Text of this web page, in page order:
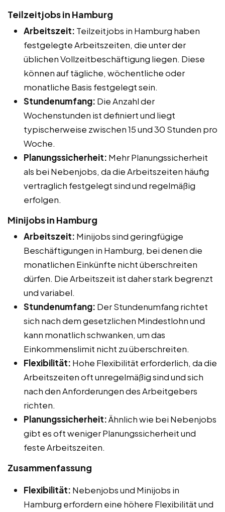
Teilzeitjobs in Hamburg
Arbeitszeit: Teilzeitjobs in Hamburg haben
festgelegte Arbeitszeiten, die unter der
üblichen Vollzeitbeschäftigung liegen. Diese
können auf tägliche, wöchentliche oder
monatliche Basis festgelegt sein.
Stundenumfang: Die Anzahl der
Wochenstunden ist definiert und liegt
typischerweise zwischen 15 und 30 Stunden pro
Woche.
Planungssicherheit: Mehr Planungssicherheit
als bei Nebenjobs, da die Arbeitszeiten häufig
vertraglich festgelegt sind und regelmäßig
erfolgen.
Minijobs in Hamburg
Arbeitszeit: Minijobs sind geringfügige
Beschäftigungen in Hamburg, bei denen die
monatlichen Einkünfte nicht überschreiten
dürfen. Die Arbeitszeit ist daher stark begrenzt
und variabel.
Stundenumfang: Der Stundenumfang richtet
sich nach dem gesetzlichen Mindestlohn und
kann monatlich schwanken, um das
Einkommenslimit nicht zu überschreiten.
Flexibilität: Hohe Flexibilität erforderlich, da die
Arbeitszeiten oft unregelmäßig sind und sich
nach den Anforderungen des Arbeitgebers
richten.
Planungssicherheit:Ähnlich wie bei Nebenjobs
gibt es oft weniger Planungssicherheit und
feste Arbeitszeiten.
Zusammenfassung
Flexibilität: Nebenjobs und Minijobs in
Hamburg erfordern eine höhere Flexibilität und